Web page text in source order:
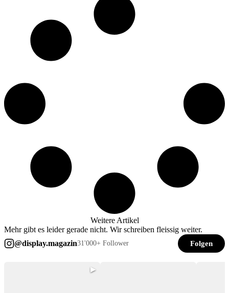
Weitere Artikel
Mehr gibt es leider gerade nicht. Wir schreiben fleissig weiter.
@display.magazin31'000+ Follower Folgen
▶